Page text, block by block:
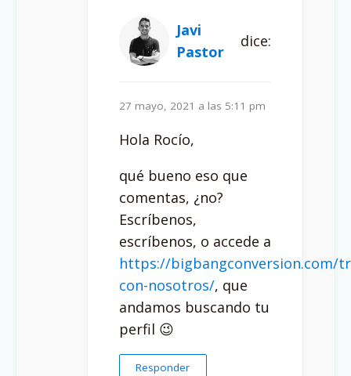
Javi
Pastor
dice:
27 mayo, 2021 a las 5:11 pm
Hola Rocío,
qué bueno eso que
comentas, ¿no?
Escríbenos,
escríbenos, o accede a
https://bigbangconversion.com/
con-nosotros/, que
andamos buscando tu
perfil 😉
Responder